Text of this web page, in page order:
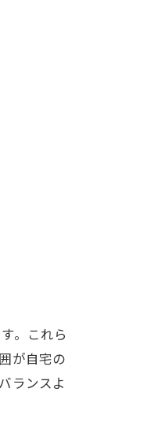
。これら
が自宅の
ランスよ